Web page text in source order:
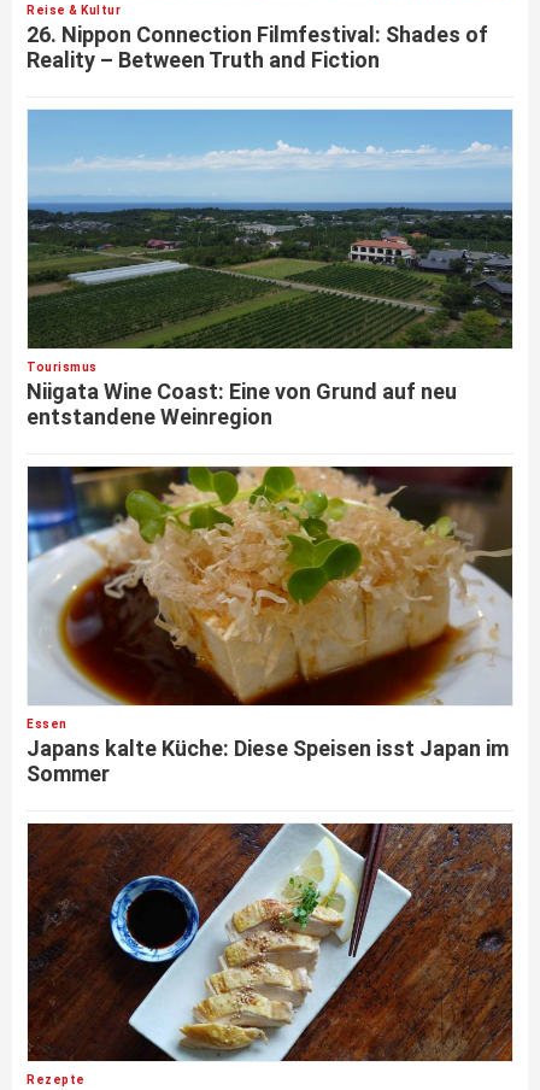
Reise & Kultur
26. Nippon Connection Filmfestival: Shades of
Reality – Between Truth and Fiction
Tourismus
Niigata Wine Coast: Eine von Grund auf neu
entstandene Weinregion
Essen
Japans kalte Küche: Diese Speisen isst Japan im
Sommer
Rezepte